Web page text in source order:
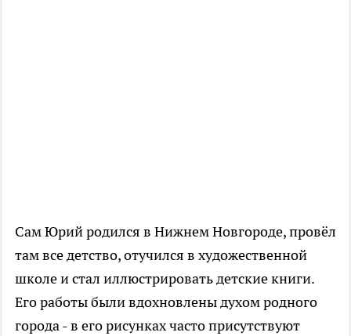
Сам Юрий родился в Нижнем Новгороде, провёл
там все детство, отучился в художественной
школе и стал иллюстрировать детские книги.
Его работы были вдохновлены духом родного
города - в его рисунках часто присутствуют